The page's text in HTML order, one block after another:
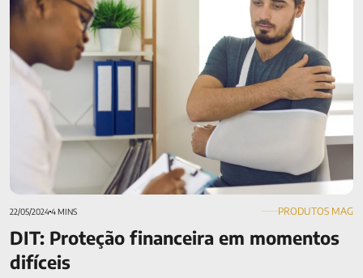
22/05/20244 MINS PRODUTOS MAG
DIT: Proteção financeira em momentos
difíceis